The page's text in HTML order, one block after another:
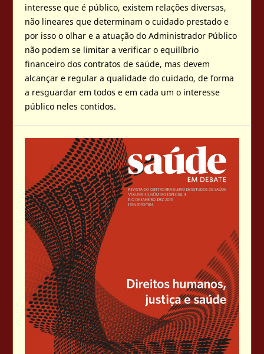
interesse que é público, existem relações diversas,
não lineares que determinam o cuidado prestado e
por isso o olhar e a atuação do Administrador Público
não podem se limitar a verificar o equilíbrio
financeiro dos contratos de saúde, mas devem
alcançar e regular a qualidade do cuidado, de forma
a resguardar em todos e em cada um o interesse
público neles contidos.